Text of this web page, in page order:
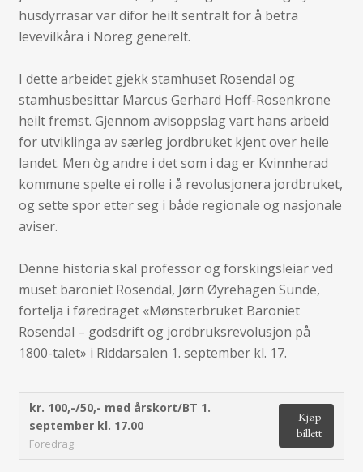
husdyrrasar var difor heilt sentralt for å betra
levevilkåra i Noreg generelt.
I dette arbeidet gjekk stamhuset Rosendal og
stamhusbesittar Marcus Gerhard Hoff-Rosenkrone
heilt fremst. Gjennom avisoppslag vart hans arbeid
for utviklinga av særleg jordbruket kjent over heile
landet. Men òg andre i det som i dag er Kvinnherad
kommune spelte ei rolle i å revolusjonera jordbruket,
og sette spor etter seg i både regionale og nasjonale
aviser.
Denne historia skal professor og forskingsleiar ved
muset baroniet Rosendal, Jørn Øyrehagen Sunde,
fortelja i føredraget «Mønsterbruket Baroniet
Rosendal – godsdrift og jordbruksrevolusjon på
1800-talet» i Riddarsalen 1. september kl. 17.
kr. 100,-/50,- med årskort/BT 1.
september kl. 17.00
Foredrag
Kjøp
billett